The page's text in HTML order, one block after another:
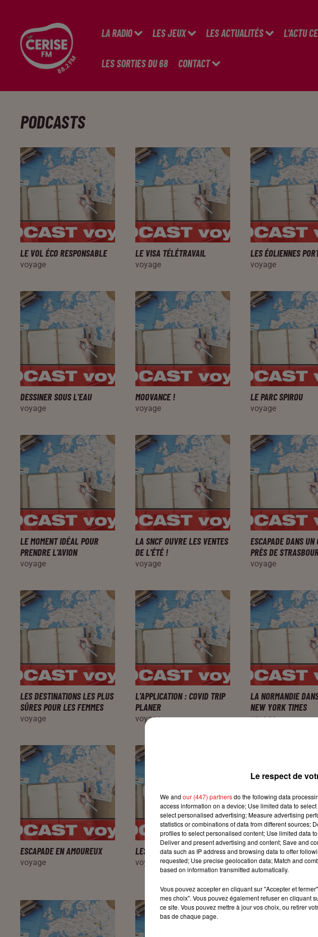
LA RADIO LES JEUX LES ACTUALITÉS L'ACTU
LES SORTIES DU 68 CONTACT
PODCASTS
LE VOL ÉCO RESPONSABLE
voyage
LE VISA TÉLÉTRAVAIL
voyage
LES ÉOLIENNES
voyage
DESSINER SOUS L'EAU
voyage
MOOVANCE !
voyage
LE PARC SPIROU
voyage
LE MOMENT IDÉAL POUR
PRENDRE L'AVION
voyage
LA SNCF OUVRE LES VENTES
DE L'ÉTÉ !
voyage
ESCAPADE DANS UN
PRÈS DE
voyage
LES DESTINATIONS LES PLUS
SÛRES POUR LES FEMMES
voyage
L'APPLICATION : COVID TRIP
PLANER
voyage
LA NORMANDIE
NEW YORK TIMES
voyage
ESCAPADE EN AMOUREUX
voyage
LES AGENCES VISIT'EUROPE
voyage
LE SLOW TOURISME
voyage
Le respect de
We and our (447) partnersdo the following data
access information on a device; Use limited data to
select personalised advertising; Measure advertising
statistics or combinations of data from different sources;
profiles to select personalised content; Use limited data
Deliver and present advertising and content; Save and
data such as IP address and browsing data to offer
requested; Use precise geolocation data; Match and
based on information transmitted automatically.
Vous pouvez accepter en cliquant sur "Accepter et
mes choix". Vous pouvez également refuser en cliquant
ce site. Vous pouvez mettre à jour vos choix, ou retirer
bas de chaque page.